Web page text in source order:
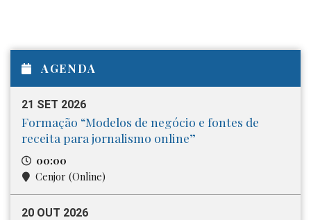
AGENDA
21 SET 2026
Formação “Modelos de negócio e fontes de
receita para jornalismo online”
00:00
Cenjor (Online)
20 OUT 2026